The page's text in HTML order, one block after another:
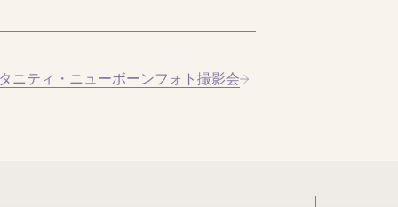
ニティ・ニューボーンフォト撮影会